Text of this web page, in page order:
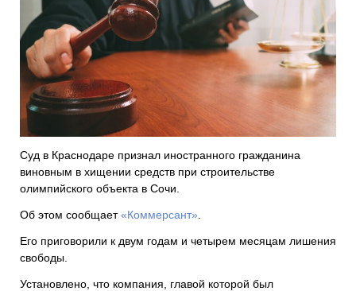
Суд в Краснодаре признал иностранного гражданина
виновным в хищении средств при строительстве
олимпийского объекта в Сочи.
Об этом сообщает«Коммерсант»
Его приговорили к двум годам и четырем месяцам лишения
свободы.
Установлено, что компания, главой которой был